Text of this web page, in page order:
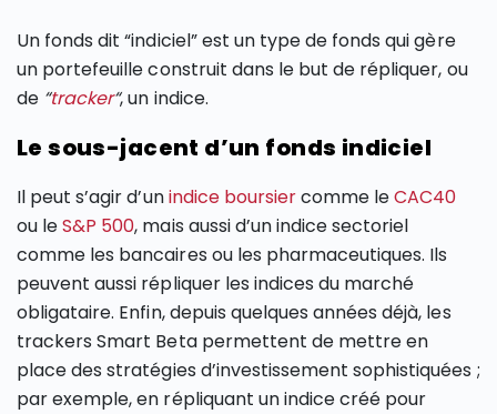
Un fonds dit “indiciel” est un type de fonds qui gère
un portefeuille construit dans le but de répliquer, ou
de “tracker“, un indice.
Le sous-jacent d’un fonds indiciel
Il peut s’agir d’unindice boursiercomme leCAC40
ou leS&P 500, mais aussi d’un indice sectoriel
comme les bancaires ou les pharmaceutiques. Ils
peuvent aussi répliquer les indices du marché
obligataire. Enfin, depuis quelques années déjà, les
trackers Smart Beta permettent de mettre en
place des stratégies d’investissement sophistiquées ;
par exemple, en répliquant un indice créé pour